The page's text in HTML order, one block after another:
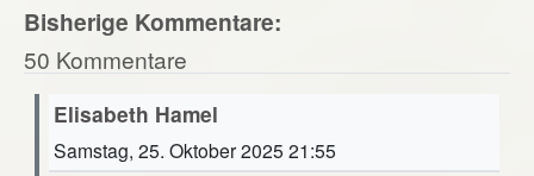
Bisherige Kommentare:
50 Kommentare
Elisabeth Hamel
Samstag, 25. Oktober 2025 21:55